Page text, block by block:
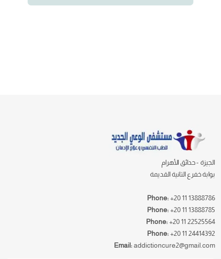
الجيزة - حدائق الأهرام
بوابة خفرع التانية القديمة
Phone:+20 11 13888786
Phone:+20 11 13888785
Phone:+20 11 22525564
Phone:+20 11 24414392
Email:addictioncure2@gmail.com